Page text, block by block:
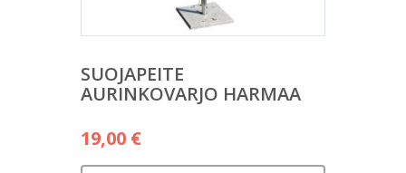
SUOJAPEITE
AURINKOVARJO HARMAA
19,00 €